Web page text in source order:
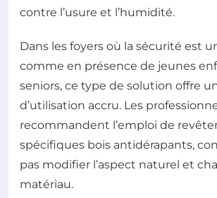
contre l’usure et l’humidité.
Dans les foyers où la sécurité est
comme en présence de jeunes
seniors, ce type de solution offre
d’utilisation accru. Les
recommandent l’emploi de
spécifiques bois antidérapants,
pas modifier l’aspect naturel et
matériau.